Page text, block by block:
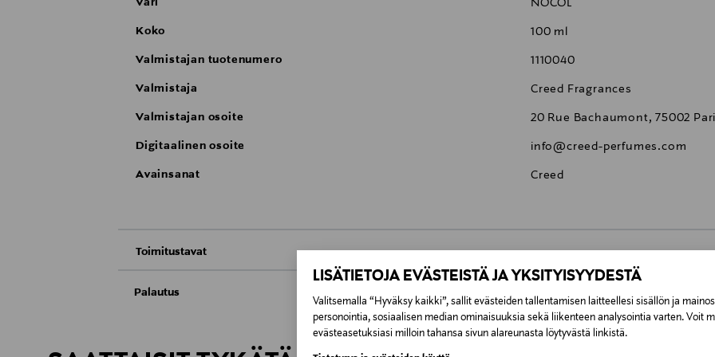
LISÄTIETOJA EVÄSTEISTÄ JA YKSITYISYYDESTÄ
Valitsemalla “Hyväksy kaikki”, sallit evästeiden tallentamisen laitteellesi sisällön ja
personointia, sosiaalisen median ominaisuuksia sekä liikenteen analysointia varten. Voit
evästeasetuksiasi milloin tahansa sivun alareunasta löytyvästä linkistä.
Väri NOCOL
Koko 100 ml
Valmistajan tuotenumero 1110040
Valmistaja Creed Fragrances
Valmistajan osoite 20 Rue Bachaumont, 75002
Digitaalinen osoite info@creed-perfumes.com
Avainsanat Creed
Toimitustavat
0,00 €
Toimitus automaattiin tai noutopisteeseen 0,00 € – 4,90 €
Palautus
Meille on hyvin tärkeää, että olet tyytyväinen tilaukseesi. Voit palauttaa tilaamasi tuotteen 30 vuorokauden
Kosmetiikka- ja luontaistuotepakkaukset tulee palauttaa avaamattomissa alkuperäispakkauksissaan ja
Avattua tuotetta ei voi palauttaa.